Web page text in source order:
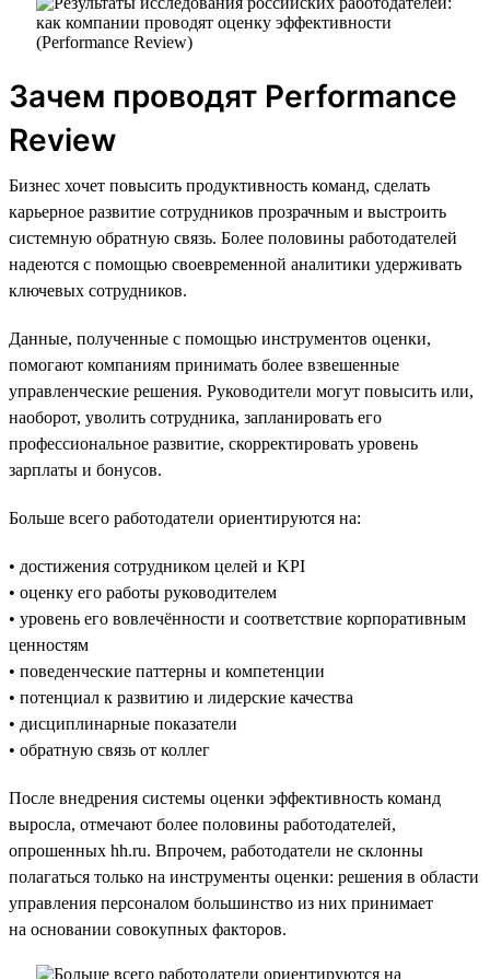
Зачем проводят Performance
Review
Бизнес хочет повысить продуктивность команд, сделать
карьерное развитие сотрудников прозрачным и выстроить
системную обратную связь. Более половины работодателей
надеются с помощью своевременной аналитики удерживать
ключевых сотрудников.
Данные, полученные с помощью инструментов оценки,
помогают компаниям принимать более взвешенные
управленческие решения. Руководители могут повысить или,
наоборот, уволить сотрудника, запланировать его
профессиональное развитие, скорректировать уровень
зарплаты и бонусов.
Больше всего работодатели ориентируются на:
• достижения сотрудником целей и KPI
• оценку его работы руководителем
• уровень его вовлечённости и соответствие корпоративным
ценностям
• поведенческие паттерны и компетенции
• потенциал к развитию и лидерские качества
• дисциплинарные показатели
• обратную связь от коллег
После внедрения системы оценки эффективность команд
выросла, отмечают более половины работодателей,
опрошенных hh.ru. Впрочем, работодатели не склонны
полагаться только на инструменты оценки: решения в области
управления персоналом большинство из них принимает
на основании совокупных факторов.